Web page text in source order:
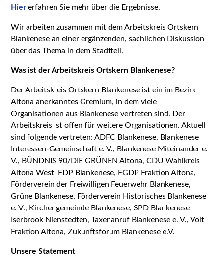
Hier erfahren Sie mehr über die Ergebnisse.
Wir arbeiten zusammen mit dem Arbeitskreis Ortskern
Blankenese an einer ergänzenden, sachlichen Diskussion
über das Thema in dem Stadtteil.
Was ist der Arbeitskreis Ortskern Blankenese?
Der Arbeitskreis Ortskern Blankenese ist ein im Bezirk
Altona anerkanntes Gremium, in dem viele
Organisationen aus Blankenese vertreten sind. Der
Arbeitskreis ist offen für weitere Organisationen. Aktuell
sind folgende vertreten: ADFC Blankenese, Blankenese
Interessen-Gemeinschaft e. V., Blankenese Miteinander e.
V., BÜNDNIS 90/DIE GRÜNEN Altona, CDU Wahlkreis
Altona West, FDP Blankenese, FGDP Fraktion Altona,
Förderverein der Freiwilligen Feuerwehr Blankenese,
Grüne Blankenese, Förderverein Historisches Blankenese
e. V., Kirchengemeinde Blankenese, SPD Blankenese
Iserbrook Nienstedten, Taxenanruf Blankenese e. V., Volt
Fraktion Altona, Zukunftsforum Blankenese e.V.
Unsere Statement